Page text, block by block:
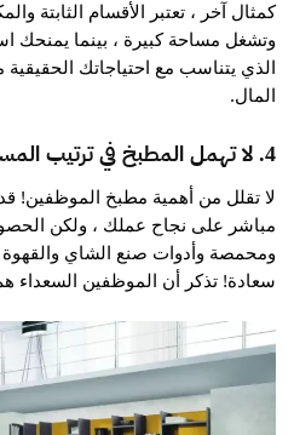
كمثال آخر ، تعتبر الأقسام الثابتة
وتشغل مساحة كبيرة ، بينما يمنحك
الذي يتناسب مع احتياجاتك
المال.
4. لا تهمل المطبخ في ترتيب المساحات المكتبية
لا تقلل من أهمية مطبخ الموظفين!
مباشر على نجاح عملك ، ولكن
ومحمصة وأدوات صنع الشاي
سعادة! تذكر أن الموظفين